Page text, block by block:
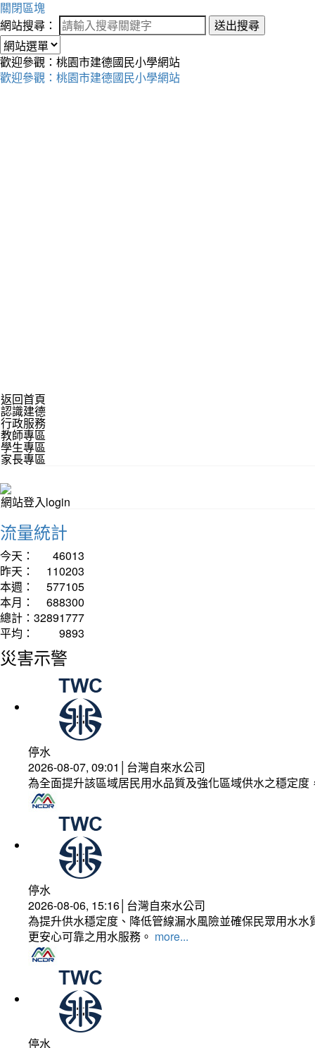
關閉區塊
網站搜尋：
送出搜尋
歡迎參觀：桃園市建德國民小學網站
歡迎參觀：桃園市建德國民小學網站
返回首頁
認識建德
行政服務
教師專區
學生專區
家長專區
網站登入login
流量統計
今天：
46013
昨天：
110203
本週：
577105
本月：
688300
總計： 32891777
平均：
9893
災害示警
停水
2026-08-07, 09:01│台灣自來水公司
為全面提升該區域居民用水品質及強化區域供水之穩定
停水
2026-08-06, 15:16│台灣自來水公司
為提升供水穩定度、降低管線漏水風險並確保民眾用水
更安心可靠之用水服務。 more...
停水